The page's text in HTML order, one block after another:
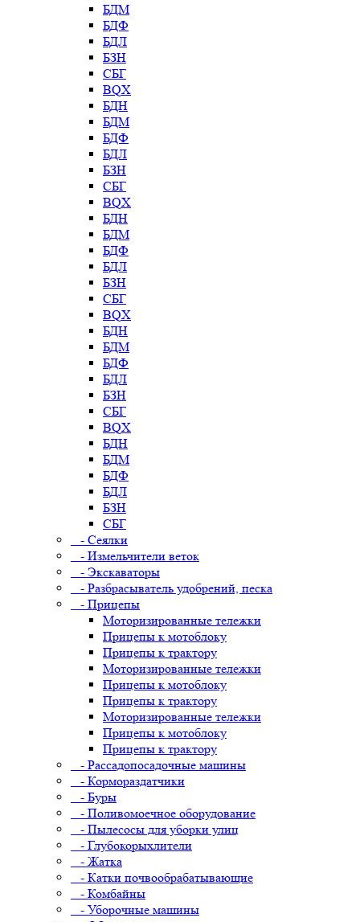
БДМ
БДФ
БДЛ
БЗН
СБГ
BQX
БДН
БДМ
БДФ
БДЛ
БЗН
СБГ
BQX
БДН
БДМ
БДФ
БДЛ
БЗН
СБГ
BQX
БДН
БДМ
БДФ
БДЛ
БЗН
СБГ
BQX
БДН
БДМ
БДФ
БДЛ
БЗН
СБГ
- Сеялки
- Измельчители веток
- Экскаваторы
- Разбрасыватель удобрений, песка
- Прицепы
Моторизированные тележки
Прицепы к мотоблоку
Прицепы к трактору
Моторизированные тележки
Прицепы к мотоблоку
Прицепы к трактору
Моторизированные тележки
Прицепы к мотоблоку
Прицепы к трактору
- Рассадопосадочные машины
- Кормораздатчики
- Буры
- Поливомоечное оборудование
- Пылесосы для уборки улиц
- Глубокорыхлители
- Жатка
- Катки почвообрабатывающие
- Комбайны
- Уборочные машины